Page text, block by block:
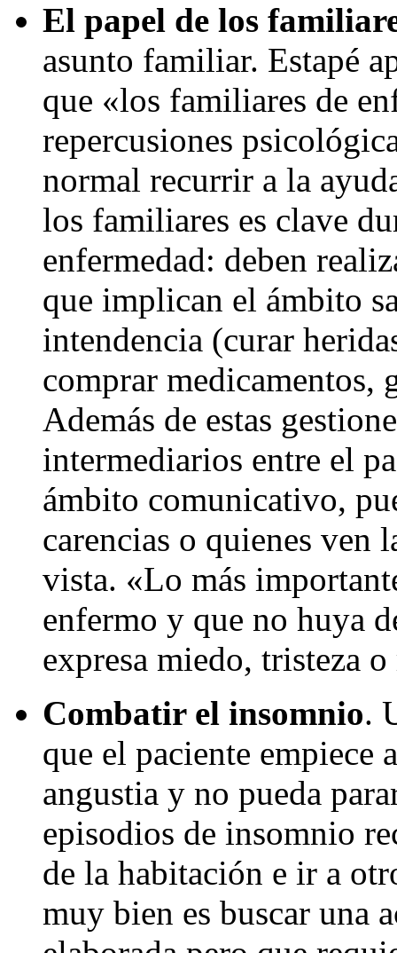
El papel de los
asunto familiar. Estapé
que «los familiares de
repercusiones
normal recurrir a la
los familiares es clave
enfermedad: deben
que implican el ámbito
intendencia (curar
comprar medicamentos,
Además de estas
intermediarios entre el
ámbito comunicativo,
carencias o quienes ven
vista. «Lo más
enfermo y que no huya
expresa miedo, tristeza
Combatir el insomnio.
que el paciente empiece
angustia y no pueda
episodios de insomnio
de la habitación e ir a
muy bien es buscar una